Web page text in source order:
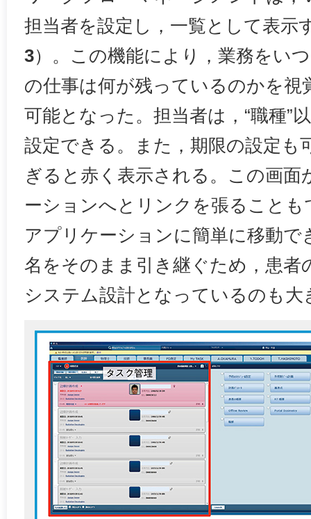
担当者を設定し，一覧として表示
3）。この機能により，業務をい
の仕事は何が残っているのかを視
可能となった。担当者は，“職種”
設定できる。また，期限の設定も
ぎると赤く表示される。この画
ーションへとリンクを張ること
アプリケーションに簡単に移動で
名をそのまま引き継ぐため，患者
システム設計となっているのも大